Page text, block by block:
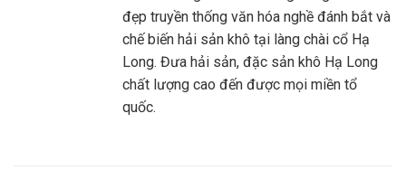
đẹp truyền thống văn hóa nghề đánh bắt và
chế biến hải sản khô tại làng chài cổ Hạ
Long. Đưa hải sản, đặc sản khô Hạ Long
chất lượng cao đến được mọi miền tổ
quốc.